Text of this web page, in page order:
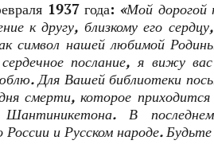
1937 года: «Мой дорогой
к другу, близкому его
символ нашей любимой
послание, я вижу
Для Вашей библиотеки
смерти, которое
В
России и Русском народе.